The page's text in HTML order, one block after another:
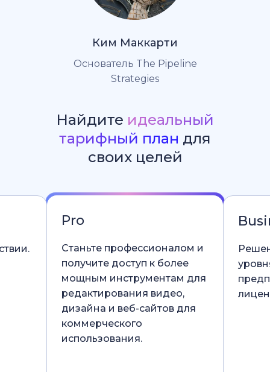
Ким Маккарти
Основатель The Pipeline
Strategies
Найдите идеальный
тарифный план для
своих целей
Pro
Станьте профессионалом и
получите доступ к более
мощным инструментам для
редактирования видео,
дизайна и веб-сайтов для
коммерческого
использования.